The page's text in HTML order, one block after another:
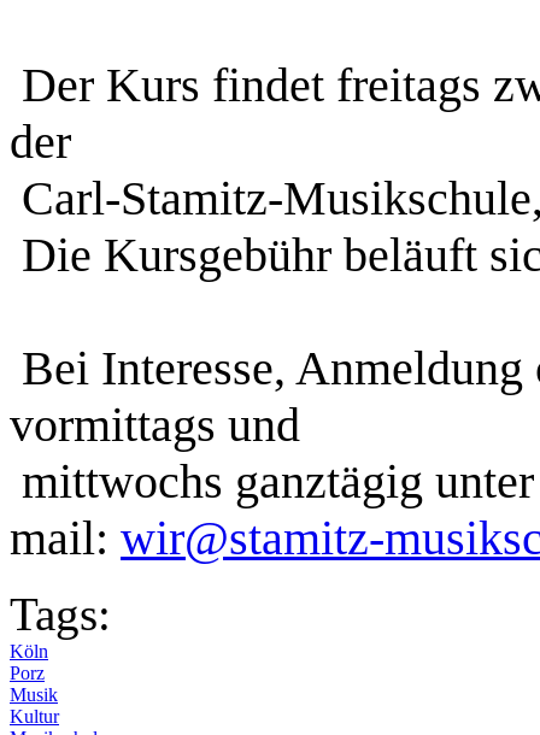
Der Kurs findet freitags
der
Carl-Stamitz-
Die Kursgebühr beläuft
Bei Interesse,
vormittags und
mittwochs ganztägig
mail: wir@stamitz-
Tags:
Köln
Porz
Musik
Kultur